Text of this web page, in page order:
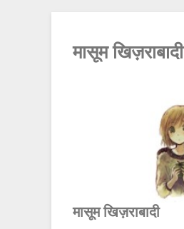
मासूम खिज़राबादी
मासूम खिज़राबादी